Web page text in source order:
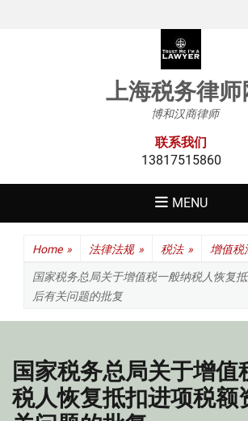
上海税务律师
博和汉商律师
联系我们
13817515860
MENU
Home » 法律法规 » 税法 » 增值税
国家税务总局关于增值税一般纳税人恢复
后有关问题的批复
国家税务总局关于增值
税人恢复抵扣进项税额